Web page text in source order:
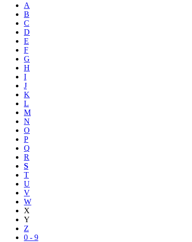
A
B
C
D
E
F
G
H
I
J
K
L
M
N
O
P
Q
R
S
T
U
V
W
X
Y
Z
0 - 9